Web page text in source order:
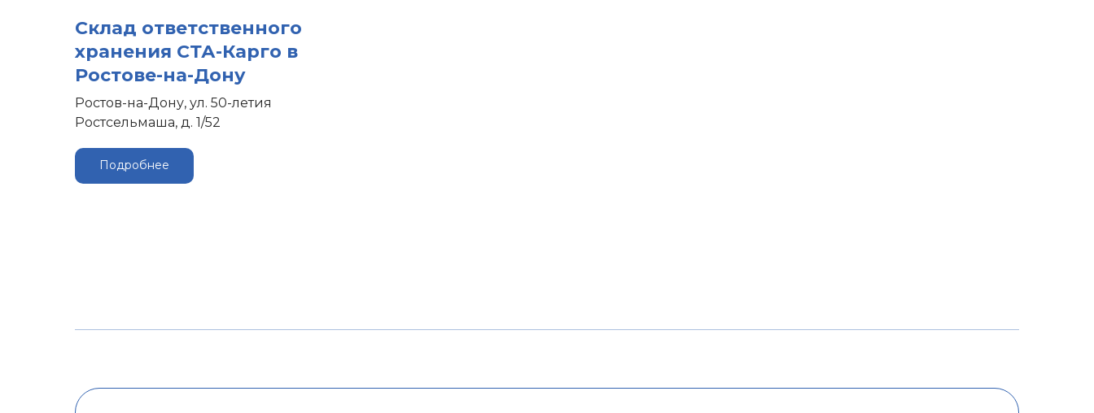
Склад ответственного
хранения СТА-Карго в
Ростове-на-Дону
Ростов-на-Дону, ул. 50-летия
Ростсельмаша, д. 1/52
Подробнее